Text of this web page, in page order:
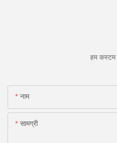
हम कस्टम
नाम
सामग्री